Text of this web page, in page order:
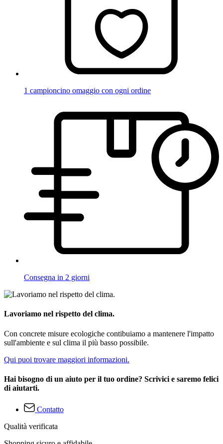
1 campioncino omaggio con ogni ordine
Consegna in 2 giorni
Lavoriamo nel rispetto del clima.
Con concrete misure ecologiche contibuiamo a mantenere l'impatto
sull'ambiente e sul clima il più basso possibile.
Qui puoi trovare maggiori informazioni.
Hai bisogno di un aiuto per il tuo ordine? Scrivici e saremo felici
di aiutarti.
Contatto
Qualità verificata